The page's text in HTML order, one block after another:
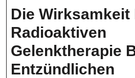
Die Wirksamkeit
Radioaktiven
Gelenktherapie
Entzündlichen